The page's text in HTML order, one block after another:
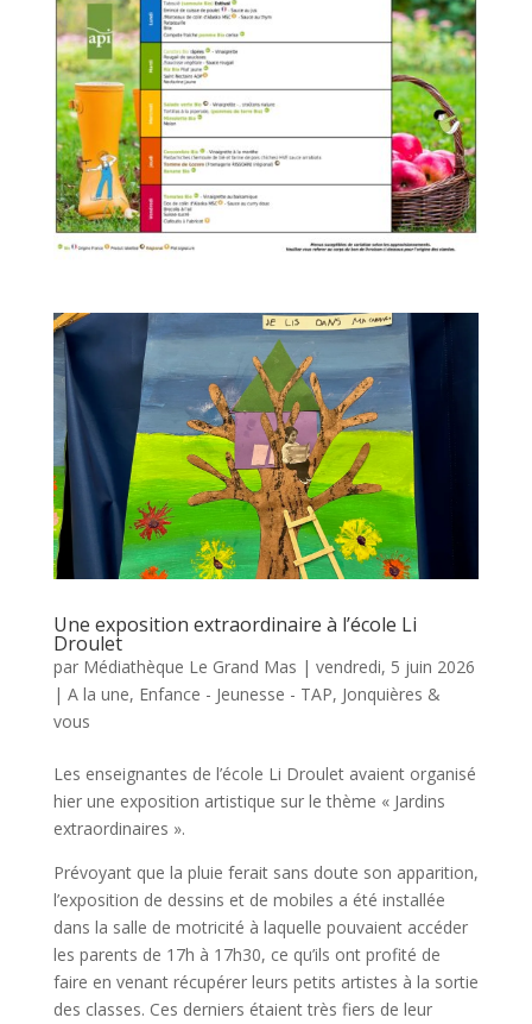
Une exposition extraordinaire à l’école Li
Droulet
par Médiathèque Le Grand Mas | vendredi, 5 juin 2026
| A la une, Enfance - Jeunesse - TAP, Jonquières &
vous
Les enseignantes de l’école Li Droulet avaient organisé
hier une exposition artistique sur le thème « Jardins
extraordinaires ».
Prévoyant que la pluie ferait sans doute son apparition,
l’exposition de dessins et de mobiles a été installée
dans la salle de motricité à laquelle pouvaient accéder
les parents de 17h à 17h30, ce qu’ils ont profité de
faire en venant récupérer leurs petits artistes à la sortie
des classes. Ces derniers étaient très fiers de leur